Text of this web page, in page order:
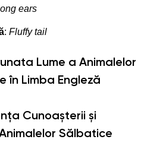
ears
: Fluffy tail
Lume a Animalelor
în Limba Engleză
Cunoașterii și
Sălbatice